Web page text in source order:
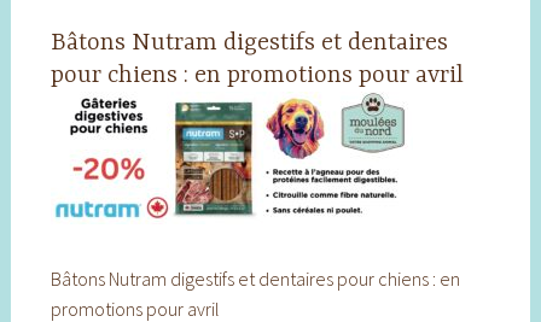
Bâtons Nutram digestifs et dentaires
pour chiens : en promotions pour avril
Bâtons Nutram digestifs et dentaires pour chiens : en
promotions pour avril